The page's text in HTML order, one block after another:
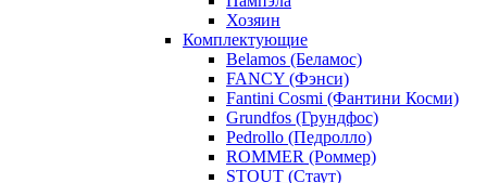
Хозяин
Комплектующие
Belamos (Беламос)
FANCY (Фэнси)
Fantini Cosmi (Фантини Косми)
Grundfos (Грундфос)
Pedrollo (Педролло)
ROMMER (Роммер)
STOUT (Стаут)